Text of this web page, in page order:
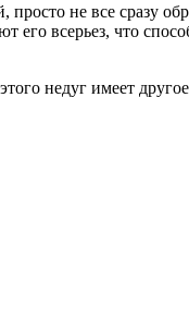
не все сразу
всерьез, что
недуг имеет